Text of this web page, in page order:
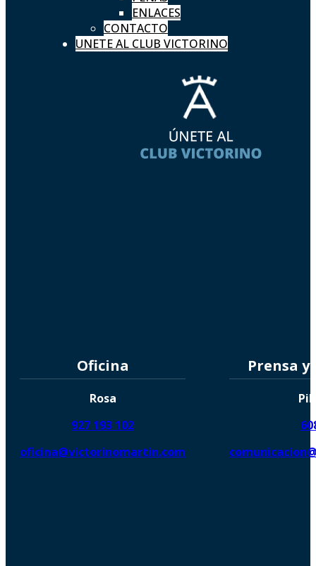
ENLACES
CONTACTO
UNETE AL CLUB VICTORINO
Oficina
Rosa
927 193 102
oficina@victorinomartin.com
Prensa